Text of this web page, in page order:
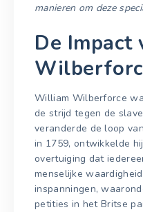
manieren om deze
De
William Wilberforce
de strijd tegen de
veranderde de loop
in 1759, ontwikkelde
overtuiging dat
menselijke
inspanningen,
petities in het Britse